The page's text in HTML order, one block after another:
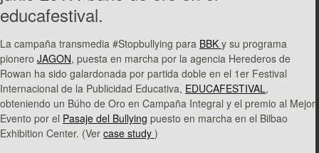
educafestival.
La campaña transmedia #Stopbullying para BBK y su programa
pionero JAGON, puesta en marcha por la agencia Herederos de
Rowan ha sido galardonada por partida doble en el 1er Festival
Internacional de la Publicidad Educativa, EDUCAFESTIVAL,
obteniendo un Búho de Oro en Campaña Integral y el premio al Mejor
Evento por el Pasaje del Bullying puesto en marcha en el Bilbao
Exhibition Center. (Ver case study )